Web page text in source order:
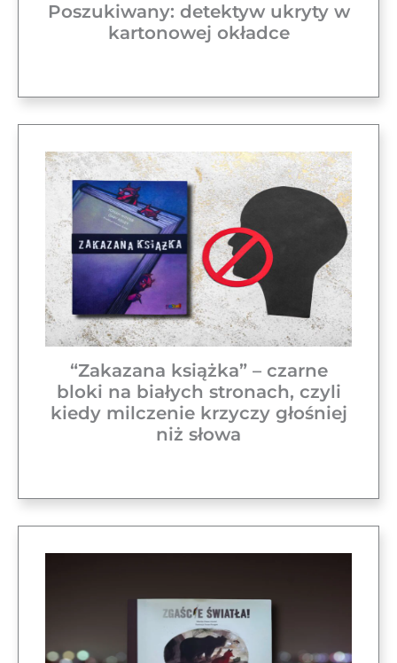
Poszukiwany: detektyw ukryty w
kartonowej okładce
“Zakazana książka” – czarne
bloki na białych stronach, czyli
kiedy milczenie krzyczy głośniej
niż słowa